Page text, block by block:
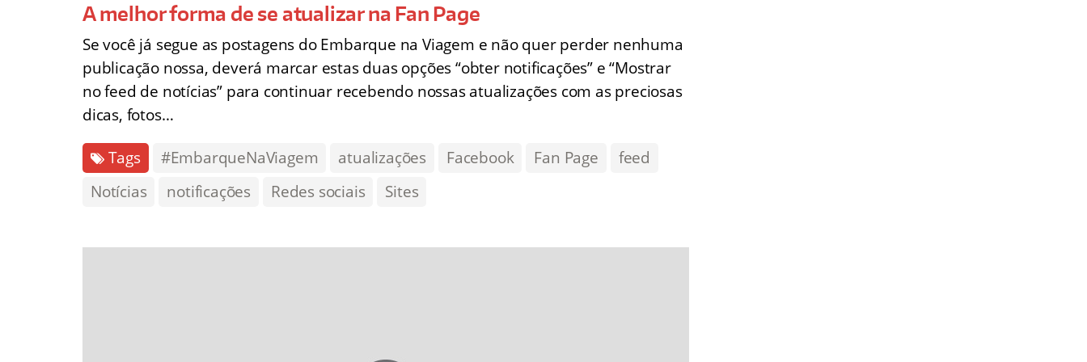
A melhor forma de se atualizar na Fan Page
Se você já segue as postagens do Embarque na Viagem e não quer perder nenhuma
publicação nossa, deverá marcar estas duas opções “obter notificações” e “Mostrar
no feed de notícias” para continuar recebendo nossas atualizações com as preciosas
dicas, fotos…
Tags #EmbarqueNaViagem atualizações Facebook Fan Page
feed
Notícias
notificações Redes sociais Sites